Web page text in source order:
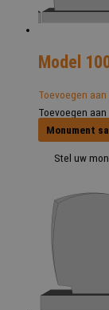
Model
Toevoegen
Toevoegen
Monument
Stel uw